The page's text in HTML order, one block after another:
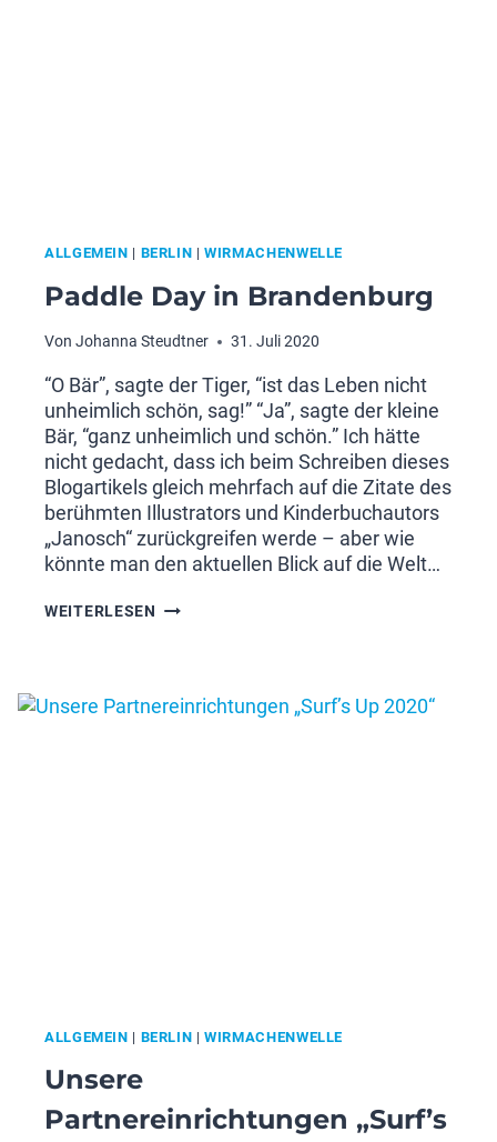
ALLGEMEIN | BERLIN |WIRMACHENWELLE
Paddle Day in Brandenburg
Von Johanna Steudtner 31. Juli 2020
“O Bär”, sagte der Tiger, “ist das Leben nicht
unheimlich schön, sag!” “Ja”, sagte der kleine
Bär, “ganz unheimlich und schön.” Ich hätte
nicht gedacht, dass ich beim Schreiben dieses
Blogartikels gleich mehrfach auf die Zitate des
berühmten Illustrators und Kinderbuchautors
„Janosch“ zurückgreifen werde – aber wie
könnte man den aktuellen Blick auf die Welt…
WEITERLESEN PADDLE
ALLGEMEIN | BERLIN |WIRMACHENWELLE
Unsere
Partnereinrichtungen „Surf’s